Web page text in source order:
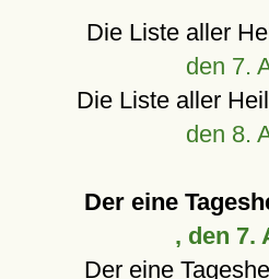
Die Liste aller
den 7.
Die Liste aller
den 8.
Der eine
, den 7.
Der eine